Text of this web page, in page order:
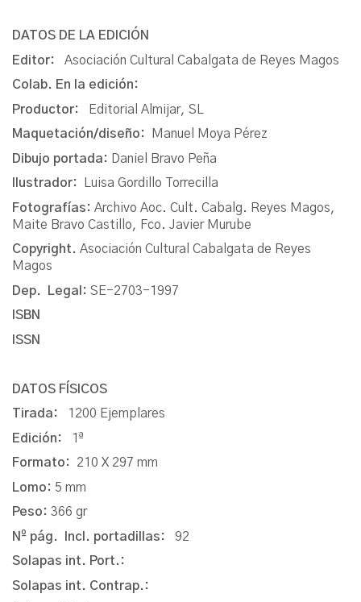
DATOS DE LA EDICIÓN
Editor: Asociación Cultural Cabalgata de Reyes Magos
Colab. En la edición:
Productor:
Editorial Almijar, SL
Maquetación/diseño:
Manuel Moya Pérez
Dibujo portada: Daniel Bravo Peña
Ilustrador:
Luisa Gordillo Torrecilla
Fotografías: Archivo Aoc. Cult. Cabalg. Reyes Magos,
Maite Bravo Castillo, Fco. Javier Murube
Copyright. Asociación Cultural Cabalgata de Reyes
Magos
Dep. Legal: SE-2703-1997
ISBN
ISSN
DATOS FÍSICOS
Tirada:
1200 Ejemplares
Edición:
1ª
Formato: 210 X 297 mm
Lomo: 5 mm
Peso: 366 gr
Nº pág. Incl. portadillas: 92
Solapas int. Port.:
Solapas int. Contrap.: